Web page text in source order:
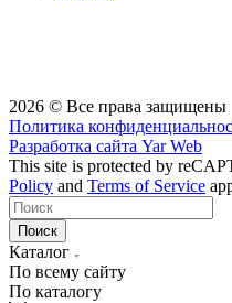
2026 © Все права защищены
Политика
Разработка сайта Yar Web
This site is protected by
Policy and Terms of Service
Поиск
Каталог
По всему сайту
По каталогу